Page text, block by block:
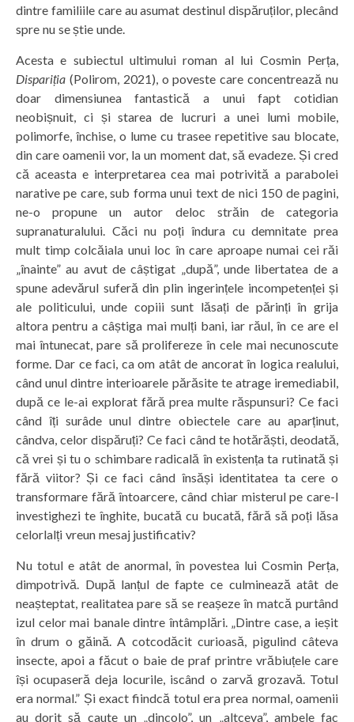
dintre familiile care au asumat destinul dispăruților, plecând
spre nu se știe unde.
Acesta e subiectul ultimului roman al lui Cosmin Perța,
Dispariția (Polirom, 2021), o poveste care concentrează nu
doar dimensiunea fantastică a unui fapt cotidian
neobișnuit, ci și starea de lucruri a unei lumi mobile,
polimorfe, închise, o lume cu trasee repetitive sau blocate,
din care oamenii vor, la un moment dat, să evadeze. Și cred
că aceasta e interpretarea cea mai potrivită a parabolei
narative pe care, sub forma unui text de nici 150 de pagini,
ne-o propune un autor deloc străin de categoria
supranaturalului. Căci nu poți îndura cu demnitate prea
mult timp colcăiala unui loc în care aproape numai cei răi
„înainte” au avut de câștigat „după”, unde libertatea de a
spune adevărul suferă din plin ingerințele incompetenței și
ale politicului, unde copiii sunt lăsați de părinți în grija
altora pentru a câștiga mai mulți bani, iar răul, în ce are el
mai întunecat, pare să prolifereze în cele mai necunoscute
forme. Dar ce faci, ca om atât de ancorat în logica realului,
când unul dintre interioarele părăsite te atrage iremediabil,
după ce le-ai explorat fără prea multe răspunsuri? Ce faci
când îți surâde unul dintre obiectele care au aparținut,
cândva, celor dispăruți? Ce faci când te hotărăști, deodată,
că vrei și tu o schimbare radicală în existența ta rutinată și
fără viitor? Și ce faci când însăși identitatea ta cere o
transformare fără întoarcere, când chiar misterul pe care-l
investighezi te înghite, bucată cu bucată, fără să poți lăsa
celorlalți vreun mesaj justificativ?
Nu totul e atât de anormal, în povestea lui Cosmin Perța,
dimpotrivă. După lanțul de fapte ce culminează atât de
neașteptat, realitatea pare să se reașeze în matcă purtând
izul celor mai banale dintre întâmplări. „Dintre case, a ieșit
în drum o găină. A cotcodăcit curioasă, pigulind câteva
insecte, apoi a făcut o baie de praf printre vrăbiuțele care
își ocupaseră deja locurile, iscând o zarvă grozavă. Totul
era normal.” Și exact fiindcă totul era prea normal, oamenii
au dorit să caute un „dincolo”, un „altceva”, ambele fac